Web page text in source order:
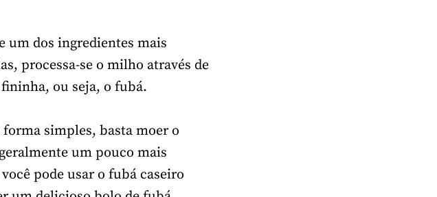
um dos ingredientes mais
processa-se o milho através de
ou seja, o fubá.
simples, basta moer o
um pouco mais
pode usar o fubá caseiro